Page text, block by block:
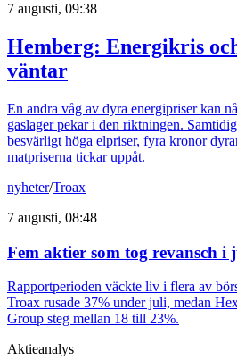
7 augusti, 09:38
Hemberg: Energikris
väntar
En andra våg av dyra energipriser kan
gaslager pekar i den riktningen.
besvärligt höga elpriser, fyra kronor
matpriserna tickar uppåt.
nyheter/Troax
7 augusti, 08:48
Fem aktier som tog revansch i
Rapportperioden väckte liv i flera av
Troax rusade 37% under juli, medan
Group steg mellan 18 till 23%.
Aktieanalys